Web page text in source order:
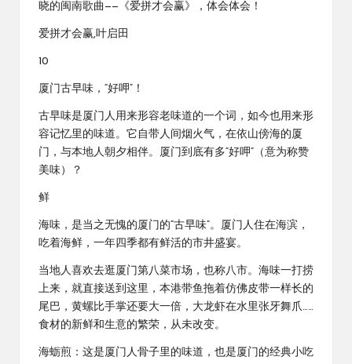
晓的闽南歌曲——《爱拼才会赢》，体会体会！
爱拼才会赢,叶启田
10
厦门古早味，“好呷”！
古早味是厦门人用来形容老味道的一个词，如今也用来形
容记忆里的味道。它自带人间烟火气，在依山傍海的厦
门，与本地人朝夕相伴。厦门到底有多“好呷”（意为称赞
美味）？
鲜
海味，是当之无愧的厦门的“古早味”。厦门人住在海滨，
吃着海鲜，一年四季都有鲜活的市井盛宴。
当地人喜欢去逛厦门第八菜市场，也称八市。海味一打捞
上来，就直接送到这里，本港带鱼拖着仿佛皮带一样长的
尾巴，黄螺比手掌还要大一倍，大龙虾在水里张牙舞爪……
食材的新鲜和生意的繁荣，从未改变。
海蛎煎：这是厦门人骨子里的味道，也是厦门的经典小吃